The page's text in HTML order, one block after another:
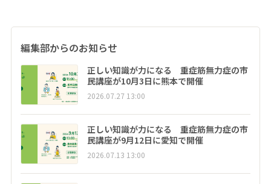
編集部からのお知らせ
正しい知識が力になる 重症筋無力症の市
民講座が10月3日に熊本で開催
2026.07.27 13:00
正しい知識が力になる 重症筋無力症の市
民講座が9月12日に愛知で開催
2026.07.13 13:00